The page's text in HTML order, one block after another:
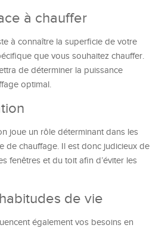
à chauffer
à connaître la superficie de votre
que vous souhaitez chauffer.
de déterminer la puissance
optimal.
joue un rôle déterminant dans les
de chauffage. Il est donc judicieux de
fenêtres et du toit afin d’éviter les
de vie
également vos besoins en